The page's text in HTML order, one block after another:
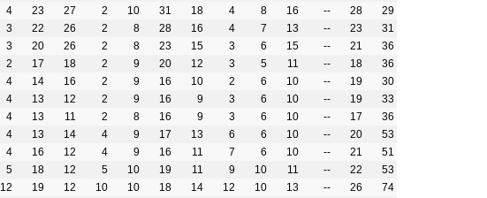
4 23 27 2 10 31 18 4 8 16 -- 28
29
3 22 26 2 8 28 16 4 7 13 -- 23
31
3 20 26 2 8 23 15 3 6 15 -- 21
36
2 17 18 2 9 20 12 3 5 11 -- 18
36
4 14 16 2 9 16 10 2 6 10 -- 19
30
4 13 12 2 9 16 9 3 6 10 -- 19
33
4 13 11 2 8 16 9 3 6 10 -- 17
36
4 13 14 4 9 17 13 6 6 10 -- 20
53
4 16 12 4 9 16 11 7 6 10 -- 21
51
5 18 12 5 10 19 11 9 10 11 -- 22
53
12 19 12 10 10 18 14 12 10 13 -- 26
74